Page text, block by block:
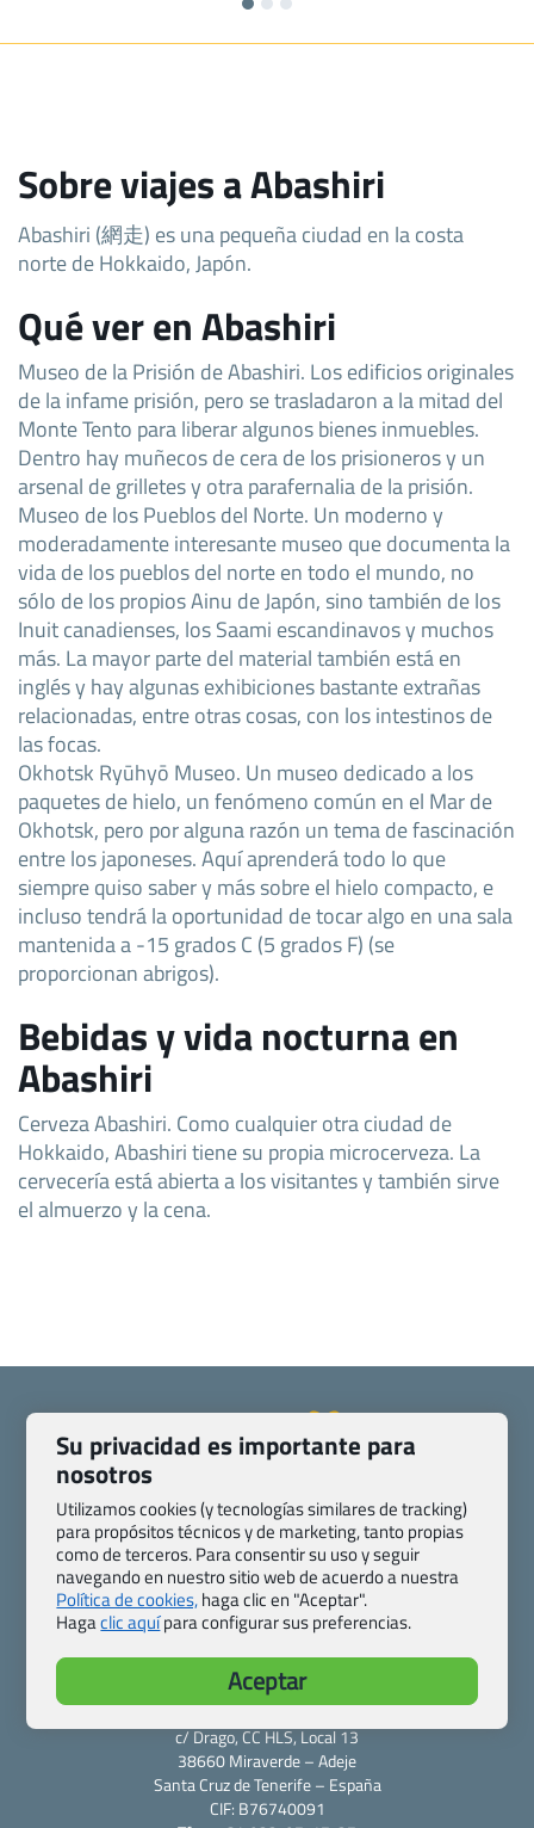
Sobre viajes a Abashiri
Abashiri (網走) es una pequeña ciudad en la costa
norte de Hokkaido, Japón.
Qué ver en Abashiri
Museo de la Prisión de Abashiri. Los edificios originales
de la infame prisión, pero se trasladaron a la mitad del
Monte Tento para liberar algunos bienes inmuebles.
Dentro hay muñecos de cera de los prisioneros y un
arsenal de grilletes y otra parafernalia de la prisión.
Museo de los Pueblos del Norte. Un moderno y
moderadamente interesante museo que documenta la
vida de los pueblos del norte en todo el mundo, no
sólo de los propios Ainu de Japón, sino también de los
Inuit canadienses, los Saami escandinavos y muchos
más. La mayor parte del material también está en
inglés y hay algunas exhibiciones bastante extrañas
relacionadas, entre otras cosas, con los intestinos de
las focas.
Okhotsk Ryūhyō Museo. Un museo dedicado a los
paquetes de hielo, un fenómeno común en el Mar de
Okhotsk, pero por alguna razón un tema de fascinación
entre los japoneses. Aquí aprenderá todo lo que
siempre quiso saber y más sobre el hielo compacto, e
incluso tendrá la oportunidad de tocar algo en una sala
mantenida a -15 grados C (5 grados F) (se
proporcionan abrigos).
Bebidas y vida nocturna en
Abashiri
Cerveza Abashiri. Como cualquier otra ciudad de
Hokkaido, Abashiri tiene su propia microcerveza. La
cervecería está abierta a los visitantes y también sirve
el almuerzo y la cena.
Pasaporte, Visado, Salud y otras disposiciones específicas
Blog de Viajes.com
Registro de agencias
Preguntas frecuentes
Condiciones generales
Política de privacidad y cookies
Transparencia
Todas las páginas – sitemap
Viajes.com
Last Minute Express S.L.U.
c/ Drago, CC HLS, Local 13
38660 Miraverde – Adeje
Santa Cruz de Tenerife – España
CIF: B76740091
Su privacidad es importante para
nosotros
Utilizamos cookies (y tecnologías similares de tracking)
para propósitos técnicos y de marketing, tanto propias
como de terceros. Para consentir su uso y seguir
navegando en nuestro sitio web de acuerdo a nuestra
Política de cookies,haga clic en "Aceptar".
Hagaclic aquípara configurar sus preferencias.
Aceptar